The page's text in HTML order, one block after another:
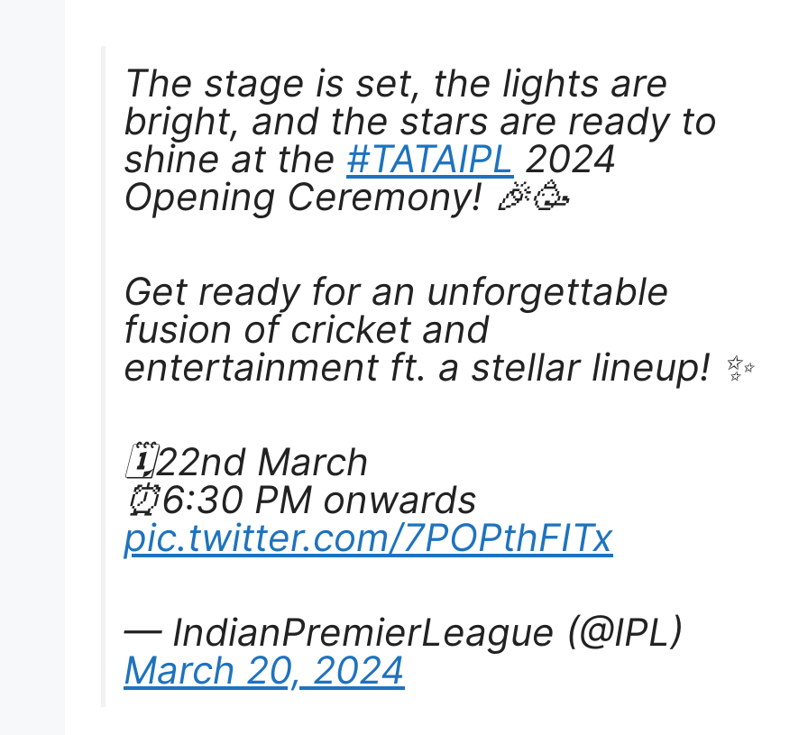
The stage is set, the lights are
bright, and the stars are ready to
shine at the #TATAIPL 2024
Opening Ceremony! 🎉🥳
Get ready for an unforgettable
fusion of cricket and
entertainment ft. a stellar lineup! ✨
🗓22nd March
⏰6:30 PM onwards
pic.twitter.com/7POPthFITx
— IndianPremierLeague (@IPL)
March 20, 2024